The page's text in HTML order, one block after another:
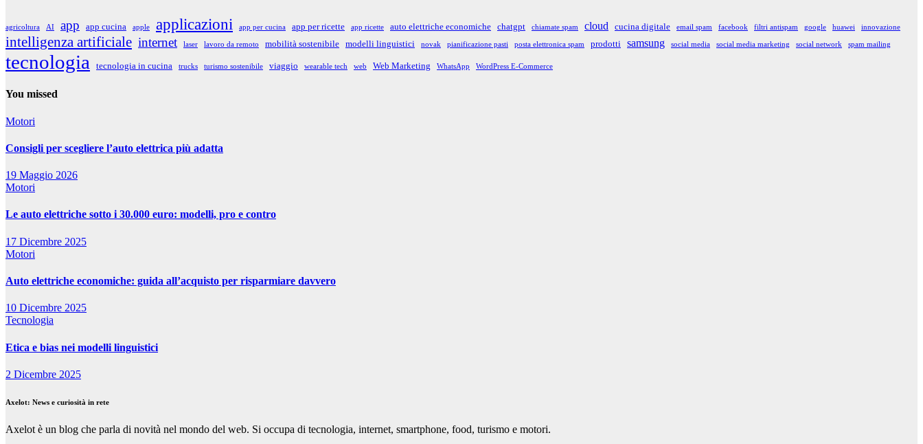
agricoltura AI app app cucina apple applicazioni app per cucina app per ricette app ricette auto elettriche economiche chatgpt chiamate spam cloud cucina digitale email spam facebook filtri antispam google huawei innovazione
intelligenza artificiale internet laser lavoro da remoto mobilità sostenibile modelli linguistici novak pianificazione pasti posta elettronica spam prodotti samsung social media social media marketing social network spam mailing
tecnologia tecnologia in cucina trucks turismo sostenibile viaggio wearable tech web Web Marketing WhatsApp WordPress E-Commerce
You missed
Motori
Consigli per scegliere l’auto elettrica più adatta
19 Maggio 2026
Motori
Le auto elettriche sotto i 30.000 euro: modelli, pro e contro
17 Dicembre 2025
Motori
Auto elettriche economiche: guida all’acquisto per risparmiare davvero
10 Dicembre 2025
Tecnologia
Etica e bias nei modelli linguistici
2 Dicembre 2025
Axelot: News e curiosità in rete
Axelot è un blog che parla di novità nel mondo del web. Si occupa di tecnologia, internet, smartphone, food, turismo e motori.